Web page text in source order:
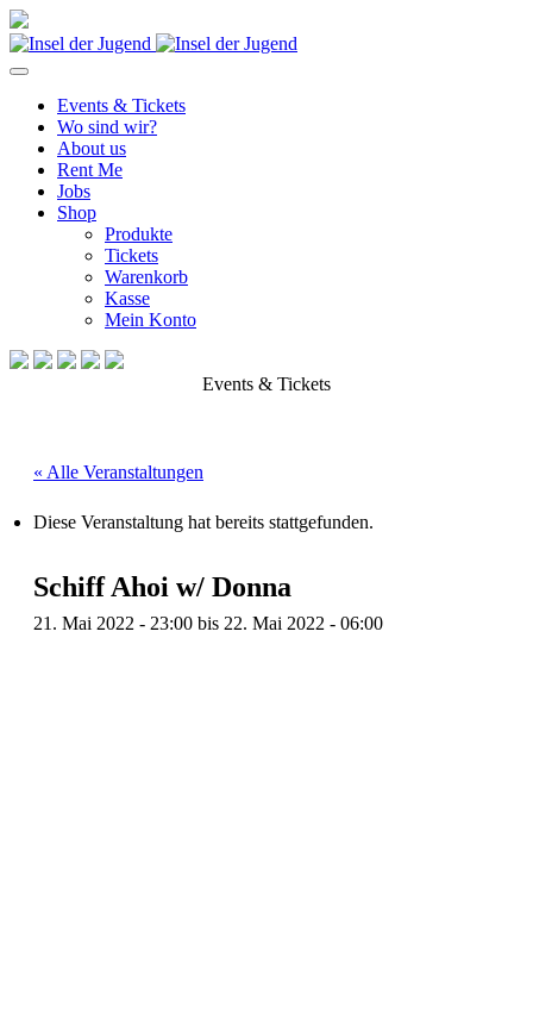
Events & Tickets
Wo sind wir?
About us
Rent Me
Jobs
Shop
Produkte
Tickets
Warenkorb
Kasse
Mein Konto
Events & Tickets
« Alle Veranstaltungen
Diese Veranstaltung hat bereits stattgefunden.
Schiff Ahoi w/ Donna
21. Mai 2022 - 23:00 bis 22. Mai 2022 - 06:00